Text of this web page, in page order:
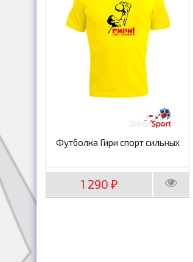
Футболка Гири спорт сильных
1 290 ₽